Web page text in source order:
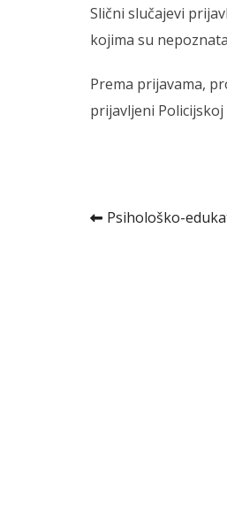
Slični slučajevi
kojima su
Prema prijavama,
prijavljeni
Kretanje
Psihološko-